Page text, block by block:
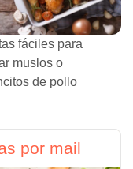
fáciles para
muslos o
de pollo
por mail